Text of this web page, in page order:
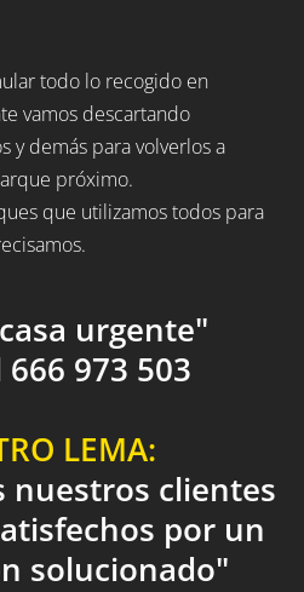
todo lo recogido en
vamos descartando
y demás para volverlos a
próximo.
que utilizamos todos para
urgente"
973 503
LEMA:
nuestros clientes
por un
solucionado"